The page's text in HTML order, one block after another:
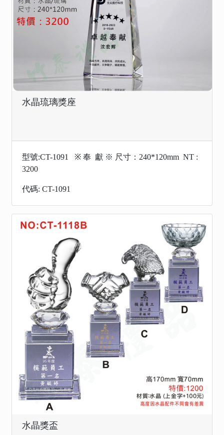
水晶琉璃獎座
型號:CT-1091 ※ 奉 獻 ※ 尺寸：240*120mm NT :
3200
代碼: CT-1091
水晶獎盃